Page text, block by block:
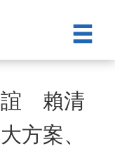
誼 賴清
方案、